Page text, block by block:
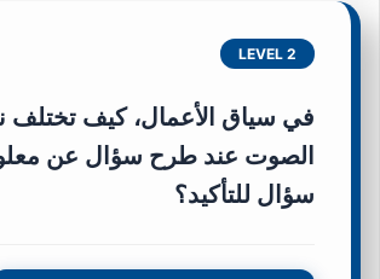
LEVEL 2
في سياق الأعمال، كيف تختلف
الصوت عند طرح سؤال عن
سؤال للتأكيد؟